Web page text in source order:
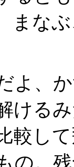
まな
よ、
ける
較し
の。